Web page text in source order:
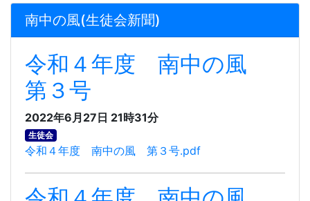
南中の風(生徒会新聞)
令和４年度 南中の風
第３号
2022年6月27日 21時31分
生徒会
令和４年度 南中の風 第３号.pdf